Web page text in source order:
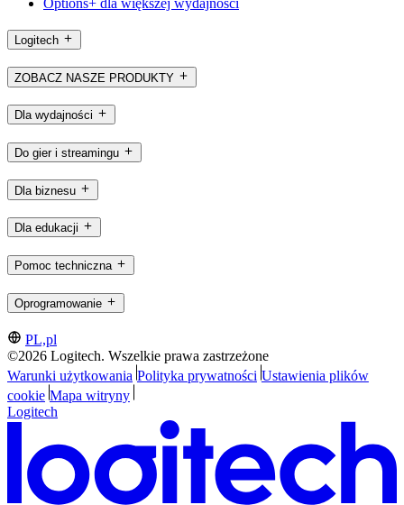
Options+ dla większej wydajności
Logitech
ZOBACZ NASZE PRODUKTY
Dla wydajności
Do gier i streamingu
Dla biznesu
Dla edukacji
Pomoc techniczna
Oprogramowanie
PL,pl
©2026 Logitech. Wszelkie prawa zastrzeżone
Warunki użytkowania Polityka prywatności Ustawienia plików
cookie Mapa witryny
Logitech